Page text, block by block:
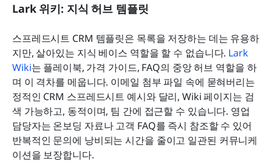
Lark 위키: 지식 허브 템플릿
스프레드시트 CRM 템플릿은 목록을 저장하는 데는 유용하
지만, 살아있는 지식 베이스 역할을 할 수 없습니다. Lark
Wiki는 플레이북, 가격 가이드, FAQ의 중앙 허브 역할을 하
며 이 격차를 메웁니다. 이메일 첨부 파일 속에 묻혀버리는
정적인 CRM 스프레드시트 예시와 달리, Wiki 페이지는 검
색 가능하고, 동적이며, 팀 간에 접근할 수 있습니다. 영업
담당자는 온보딩 자료나 고객 FAQ를 즉시 참조할 수 있어
반복적인 문의에 낭비되는 시간을 줄이고 일관된 커뮤니케
이션을 보장합니다.